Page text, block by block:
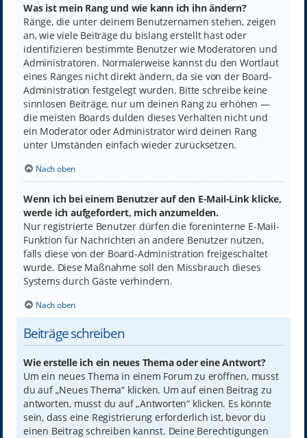
Was ist mein Rang und wie kann ich ihn ändern?
Ränge, die unter deinem Benutzernamen stehen, zeigen
an, wie viele Beiträge du bislang erstellt hast oder
identifizieren bestimmte Benutzer wie Moderatoren und
Administratoren. Normalerweise kannst du den Wortlaut
eines Ranges nicht direkt ändern, da sie von der Board-
Administration festgelegt wurden. Bitte schreibe keine
sinnlosen Beiträge, nur um deinen Rang zu erhöhen —
die meisten Boards dulden dieses Verhalten nicht und
ein Moderator oder Administrator wird deinen Rang
unter Umständen einfach wieder zurücksetzen.
Nach oben
Wenn ich bei einem Benutzer auf den E-Mail-Link klicke,
werde ich aufgefordert, mich anzumelden.
Nur registrierte Benutzer dürfen die foreninterne E-Mail-
Funktion für Nachrichten an andere Benutzer nutzen,
falls diese von der Board-Administration freigeschaltet
wurde. Diese Maßnahme soll den Missbrauch dieses
Systems durch Gäste verhindern.
Nach oben
Beiträge schreiben
Wie erstelle ich ein neues Thema oder eine Antwort?
Um ein neues Thema in einem Forum zu eröffnen, musst
du auf „Neues Thema“ klicken. Um auf einen Beitrag zu
antworten, musst du auf „Antworten“ klicken. Es könnte
sein, dass eine Registrierung erforderlich ist, bevor du
einen Beitrag schreiben kannst. Deine Berechtigungen